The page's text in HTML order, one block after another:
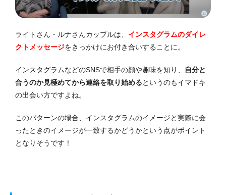
ライトさん・ルナさんカップルは、 インスタグラムのダイレ
クトメッセージをきっかけにお付き合いすることに。
インスタグラムなどのSNSで相手の顔や趣味を知り、
自分と
合うのか見極めてから連絡を取り始めるというのもイマドキ
の出会い方ですよね。
このパターンの場合、インスタグラムのイメージと実際に会
ったときのイメージが一致するかどうかという点がポイント
となりそうです！